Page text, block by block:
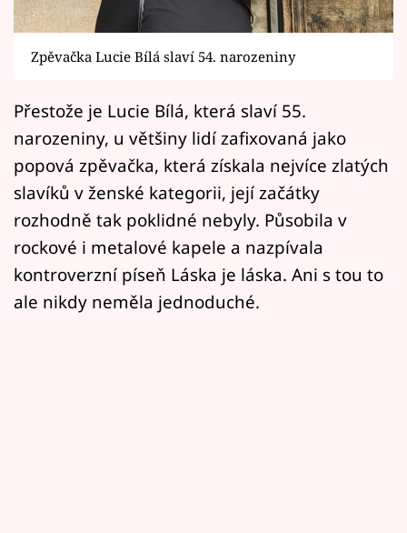
Filmový festival Karlovy Vary
Mámy sobě
Přihlášení
Sledujte nás
Zpěvačka Lucie Bílá slaví 54. narozeniny
Přestože je Lucie Bílá, která slaví 55.
narozeniny, u většiny lidí zafixovaná jako
popová zpěvačka, která získala nejvíce zlatých
slavíků v ženské kategorii, její začátky
rozhodně tak poklidné nebyly. Působila v
rockové i metalové kapele a nazpívala
kontroverzní píseň Láska je láska. Ani s tou to
ale nikdy neměla jednoduché.